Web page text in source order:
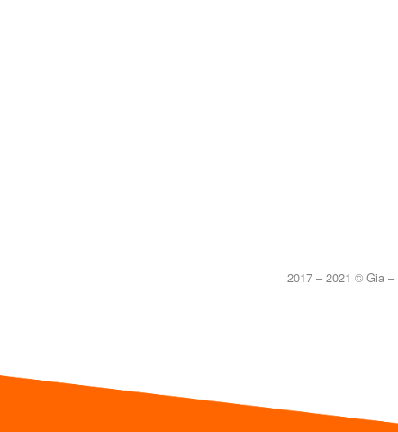
2017 – 2021 © Gia –